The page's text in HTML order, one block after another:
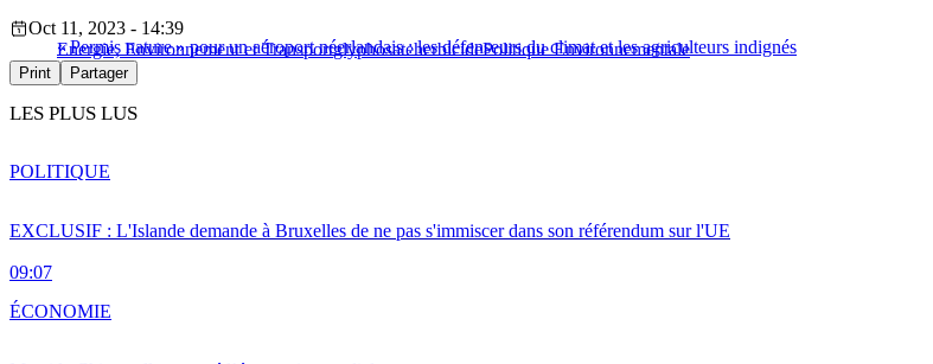
« Permis nature » pour un aéroport néerlandais : les défenseurs du climat et les agriculteurs indignés
Oct 11, 2023 - 14:39
Energie, Environnement et TransportglyphosateherbicidePolitique Environnementale
Print Partager
LES PLUS LUS
EXCLUSIF : L'Islande demande à Bruxelles de ne pas s'immiscer dans son référendum sur l'UE
09:07
POLITIQUE
ÉCONOMIE